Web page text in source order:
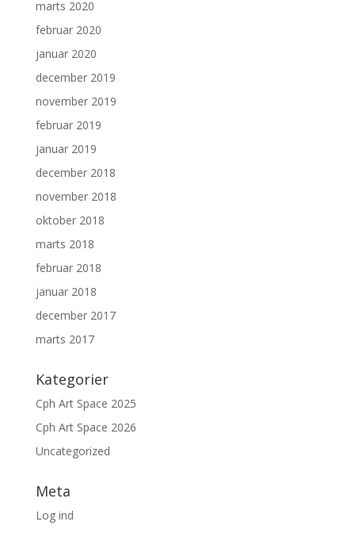
marts 2020
februar 2020
januar 2020
december 2019
november 2019
februar 2019
januar 2019
december 2018
november 2018
oktober 2018
marts 2018
februar 2018
januar 2018
december 2017
marts 2017
Kategorier
Cph Art Space 2025
Cph Art Space 2026
Uncategorized
Meta
Log ind